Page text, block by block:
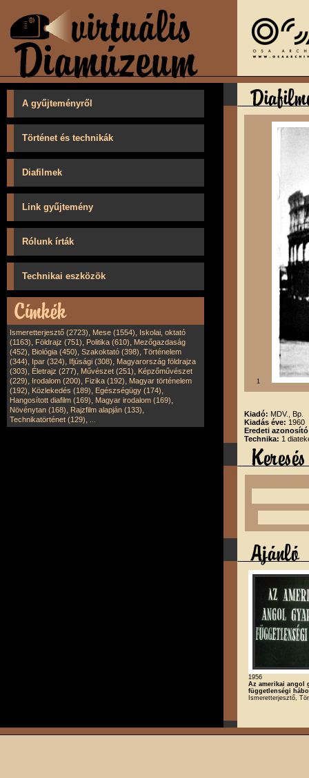
A gyűjteményről
Történet és technikák
Diafilmek
Link gyűjtemény
Rólunk írták
Technikai eszközök
Ismeretterjesztő (2723), Mese (1554), Iskolai, oktató
(1163), Földrajz (751), Politika (610), Mezőgazdaság
(452), Biológia (450), Szakoktató (398), Történelem
(344), Ipar (324), Ifjúsági (308), Magyarország földrajza
(303), Életrajz (277), Művészet (251), Képzőművészet
(229), Irodalom (200), Fizika (192), Magyar történelem
(192), Közlekedés (189), Egészségügy (174),
Hangosított diafilm (169), Magyar irodalom (169),
Növénytan (168), Rajzfilm alapján (133),
Technikatörténet (129),
1
Kiadó: MDV., Bp.
Kiadás éve: 1960
Eredeti
Technika: 1
1956
Az amerikai angol
függetlenségi
Ismeretterjesztő,